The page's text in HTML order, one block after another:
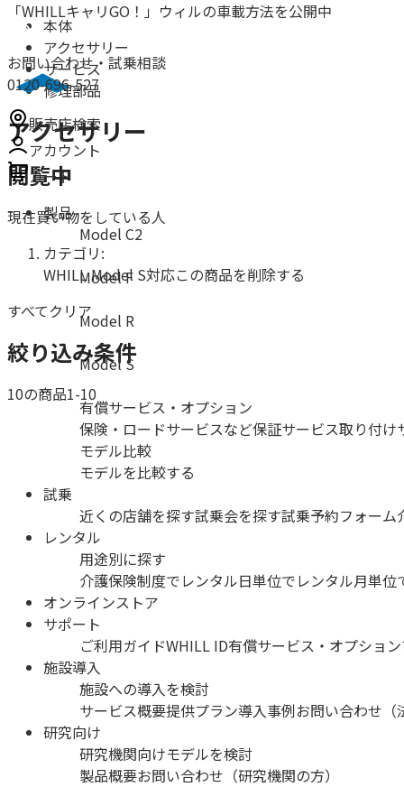
「WHILLキャリGO！」ウィルの車載方法を公開中
お問い合わせ・試乗相談
0120-696-527
販売店検索
アカウント
カート
製品
Model C2
Model F
Model R
Model S
有償サービス・オプション
保険・ロードサービスなど保証サービス取り付け
モデル比較
モデルを比較する
試乗
近くの店舗を探す試乗会を探す試乗予約フォーム
レンタル
用途別に探す
介護保険制度でレンタル日単位でレンタル月単位
オンラインストア
サポート
ご利用ガイドWHILL ID有償サービス・オプション
施設導入
施設への導入を検討
サービス概要提供プラン導入事例お問い合わせ（
研究向け
研究機関向けモデルを検討
製品概要お問い合わせ（研究機関の方）
本体
アクセサリー
サービス
修理部品
アクセサリー
閲覧中
現在買い物をしている人
カテゴリ:
WHILL Model S対応この商品を削除する
すべてクリア
絞り込み条件
10の商品1-10